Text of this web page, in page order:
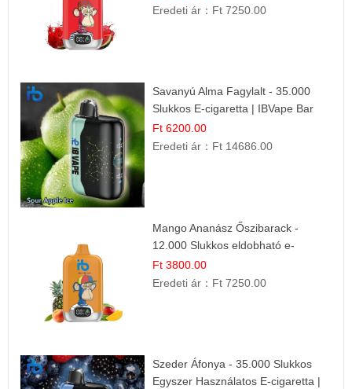
Eredeti ár： Ft 7250.00
Savanyú Alma Fagylalt - 35.000
Slukkos E-cigaretta | IBVape Bar
Ft 6200.00
Eredeti ár： Ft 14686.00
Mango Ananász Őszibarack -
12.000 Slukkos eldobható e-
Cigaretta
Ft 3800.00
Eredeti ár： Ft 7250.00
Szeder Áfonya - 35.000 Slukkos
Egyszer Használatos E-cigaretta |